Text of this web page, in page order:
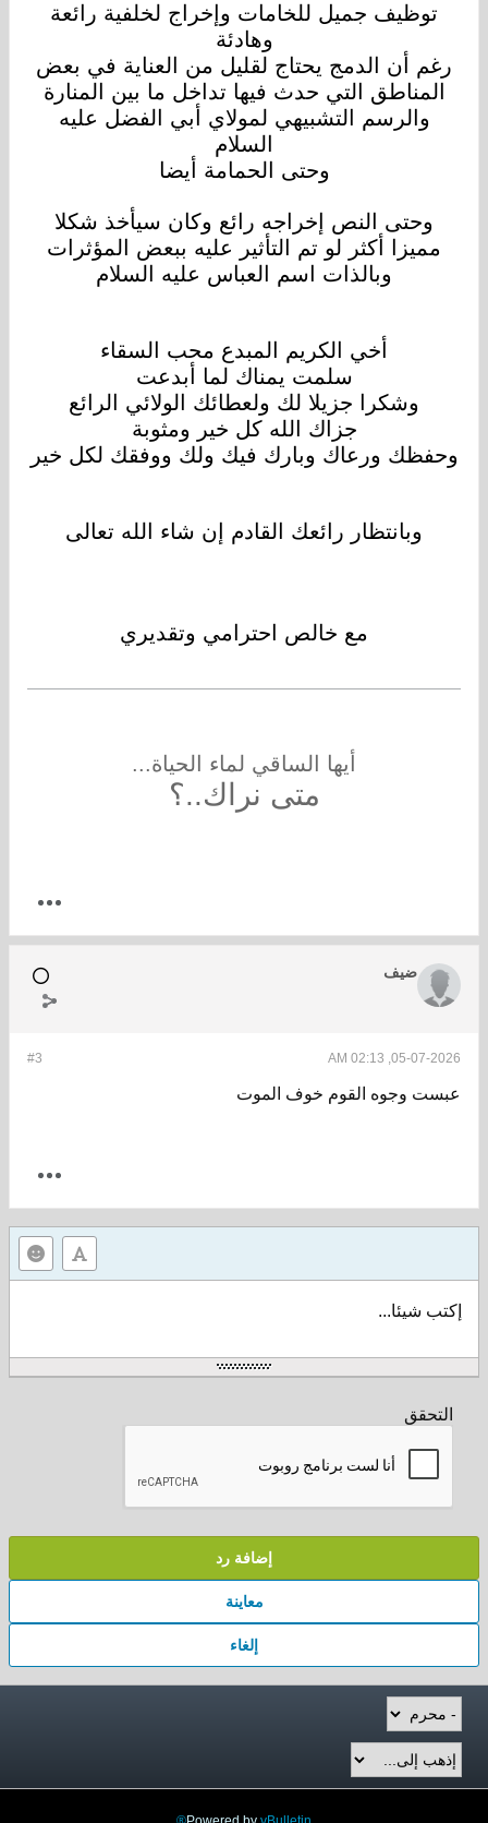
توظيف جميل للخامات وإخراج لخلفية رائعة
وهادئة
رغم أن الدمج يحتاج لقليل من العناية في بعض
المناطق التي حدث فيها تداخل ما بين المنارة
والرسم التشبيهي لمولاي أبي الفضل عليه
السلام
وحتى الحمامة أيضا
وحتى النص إخراجه رائع وكان سيأخذ شكلا
مميزا أكثر لو تم التأثير عليه ببعض المؤثرات
وبالذات اسم العباس عليه السلام
أخي الكريم المبدع محب السقاء
سلمت يمناك لما أبدعت
وشكرا جزيلا لك ولعطائك الولائي الرائع
جزاك الله كل خير ومثوبة
وحفظك ورعاك وبارك فيك ولك ووفقك لكل خير
وبانتظار رائعك القادم إن شاء الله تعالى
مع خالص احترامي وتقديري
أيها الساقي لماء الحياة...
متى نراك..؟
ضيف
#3 05-07-2026, 02:13 AM
عبست وجوه القوم خوف الموت
إكتب شيئا...
التحقق
إضافة رد
معاينة
إلغاء